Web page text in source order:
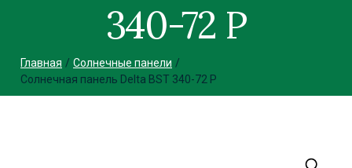
340-72 P
Главная
Солнечные панели
Солнечная панель Delta BST 340-72 P